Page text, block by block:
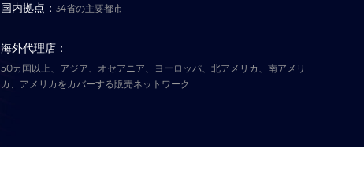
国内拠点：34省の主要都市
海外代理店：
50カ国以上、アジア、オセアニア、ヨーロッパ、北アメリカ、南アメリ
カ、アメリカをカバーする販売ネットワーク